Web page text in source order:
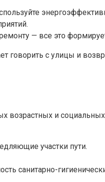
— все это
говорить с улицы и
возрастных и социальных
участки пути.
санитарно-